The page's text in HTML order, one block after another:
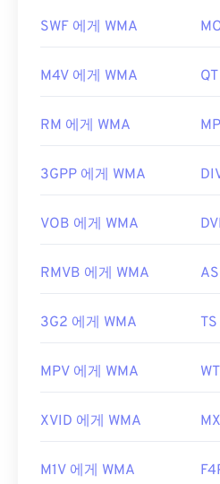
종류의 데이터를 담고 있는
이터(오디오 또는 비디오 코
되지 않음을 의미합니다. 이
표준:ISO/IEC 14496
유용한 링크:
https://en.wikipedia.org/
4.html
파일을 여는 기본 프로그램
WMA 파일이 상대적으로 널
니다. WMA 파일은 온라인 스
WMA 파일을 열 수 있는 다
기기에서는 Apple iOS
OverDrive Media Console을
최초 출시:1999년
https://
codecs
SWF 에게 WMA
M4V 에게 WMA
RM 에게 WMA
3GPP 에게 WMA
VOB 에게 WMA
RMVB 에게 WMA
3G2 에게 WMA
MPV 에게 WMA
XVID 에게 WMA
M1V 에게 WMA